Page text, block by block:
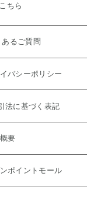
ちら
あるご質問
バシーポリシー
法に基づく表記
要
ポイントモール